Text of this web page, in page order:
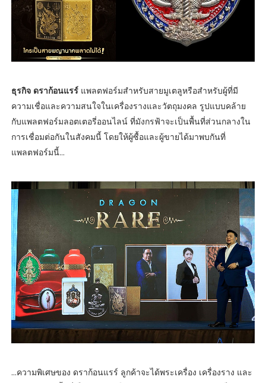
ธุรกิจ ดราก้อนแรร์ แพลตฟอร์มสำหรับสายมูเตลูหรือสำหรับผู้ที่มี
ความเชื่อและความสนใจในเครื่องรางและวัตถุมงคล รูปแบบคล้าย
กับแพลตฟอร์มลอตเตอรี่ออนไลน์ ที่มังกรฟ้าจะเป็นพื้นที่ส่วนกลางใน
การเชื่อมต่อกันในสังคมนี้ โดยให้ผู้ซื้อและผู้ขายได้มาพบกันที่
แพลตฟอร์มนี้...
...ความพิเศษของ ดราก้อนแรร์ ลูกค้าจะได้พระเครื่อง เครื่องราง และ